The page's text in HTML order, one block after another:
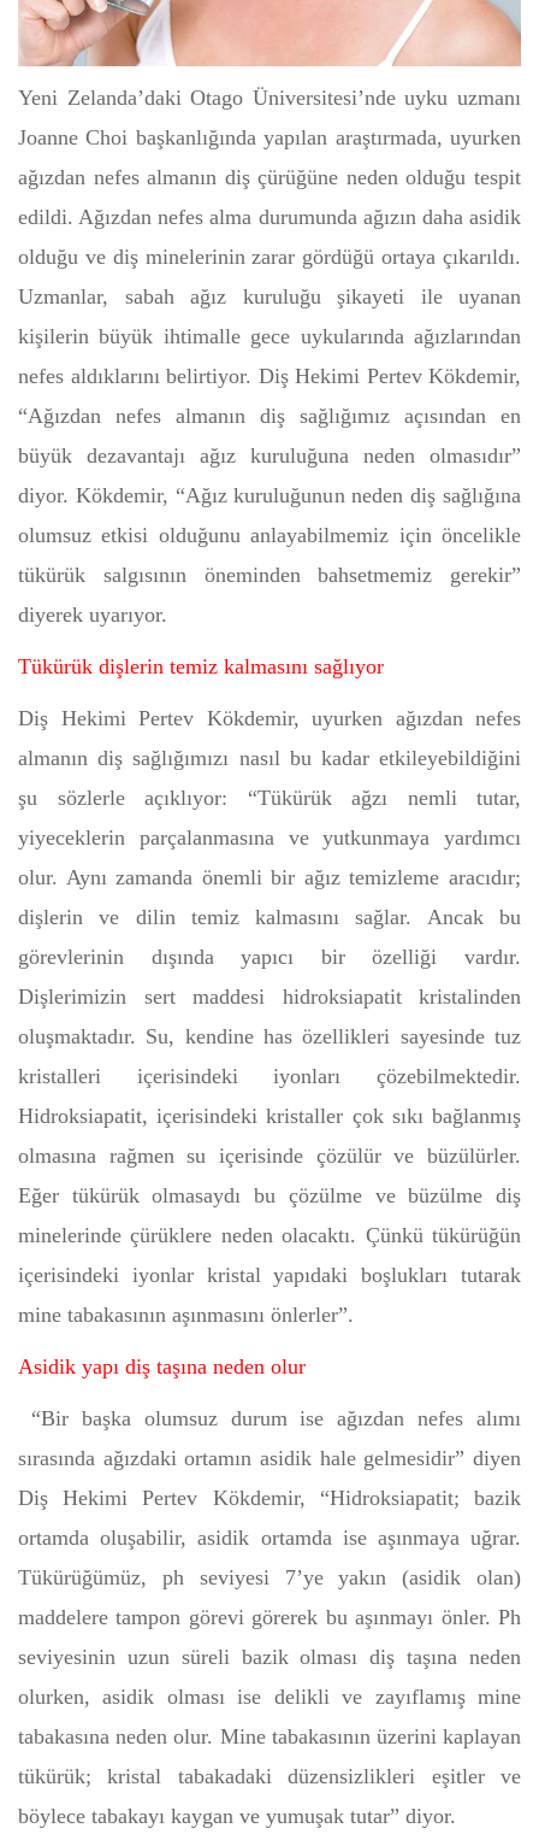
Yeni Zelanda’daki Otago Üniversitesi’nde uyku uzmanı
Joanne Choi başkanlığında yapılan araştırmada, uyurken
ağızdan nefes almanın diş çürüğüne neden olduğu tespit
edildi. Ağızdan nefes alma durumunda ağızın daha asidik
olduğu ve diş minelerinin zarar gördüğü ortaya çıkarıldı.
Uzmanlar, sabah ağız kuruluğu şikayeti ile uyanan
kişilerin büyük ihtimalle gece uykularında ağızlarından
nefes aldıklarını belirtiyor. Diş Hekimi Pertev Kökdemir,
“Ağızdan nefes almanın diş sağlığımız açısından en
büyük dezavantajı ağız kuruluğuna neden olmasıdır”
diyor. Kökdemir, “Ağız kuruluğunun neden diş sağlığına
olumsuz etkisi olduğunu anlayabilmemiz için öncelikle
tükürük salgısının öneminden bahsetmemiz gerekir”
diyerek uyarıyor.
Tükürük dişlerin temiz kalmasını sağlıyor
Diş Hekimi Pertev Kökdemir, uyurken ağızdan nefes
almanın diş sağlığımızı nasıl bu kadar etkileyebildiğini
şu sözlerle açıklıyor: “Tükürük ağzı nemli tutar,
yiyeceklerin parçalanmasına ve yutkunmaya yardımcı
olur. Aynı zamanda önemli bir ağız temizleme aracıdır;
dişlerin ve dilin temiz kalmasını sağlar. Ancak bu
görevlerinin dışında yapıcı bir özelliği vardır.
Dişlerimizin sert maddesi hidroksiapatit kristalinden
oluşmaktadır. Su, kendine has özellikleri sayesinde tuz
kristalleri içerisindeki iyonları çözebilmektedir.
Hidroksiapatit, içerisindeki kristaller çok sıkı bağlanmış
olmasına rağmen su içerisinde çözülür ve büzülürler.
Eğer tükürük olmasaydı bu çözülme ve büzülme diş
minelerinde çürüklere neden olacaktı. Çünkü tükürüğün
içerisindeki iyonlar kristal yapıdaki boşlukları tutarak
mine tabakasının aşınmasını önlerler”.
Asidik yapı diş taşına neden olur
“Bir başka olumsuz durum ise ağızdan nefes alımı
sırasında ağızdaki ortamın asidik hale gelmesidir” diyen
Diş Hekimi Pertev Kökdemir, “Hidroksiapatit; bazik
ortamda oluşabilir, asidik ortamda ise aşınmaya uğrar.
Tükürüğümüz, ph seviyesi 7’ye yakın (asidik olan)
maddelere tampon görevi görerek bu aşınmayı önler. Ph
seviyesinin uzun süreli bazik olması diş taşına neden
olurken, asidik olması ise delikli ve zayıflamış mine
tabakasına neden olur. Mine tabakasının üzerini kaplayan
tükürük; kristal tabakadaki düzensizlikleri eşitler ve
böylece tabakayı kaygan ve yumuşak tutar” diyor.